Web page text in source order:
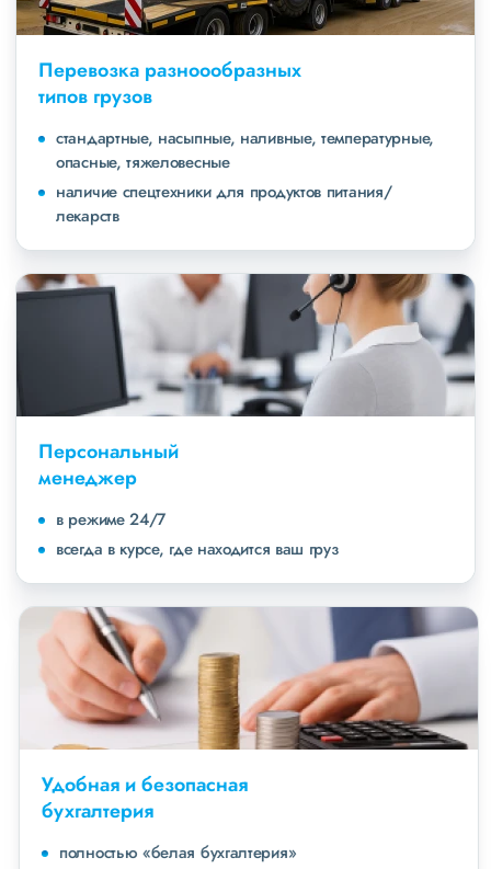
Перевозка разноообразных
типов грузов
стандартные, насыпные, наливные, температурные,
опасные, тяжеловесные
наличие спецтехники для продуктов питания/
лекарств
Персональный
менеджер
в режиме 24/7
всегда в курсе, где находится ваш груз
Удобная и безопасная
бухгалтерия
полностью «белая бухгалтерия»